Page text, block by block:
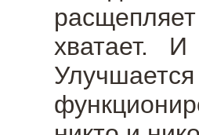
хватает.